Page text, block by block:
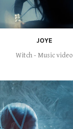
JOYE
Witch - Music video